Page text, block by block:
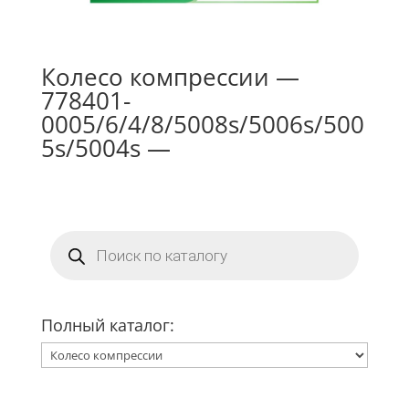
Колесо компрессии —
778401-
0005/6/4/8/5008s/5006s/500
5s/5004s —
товаров
Полный каталог: